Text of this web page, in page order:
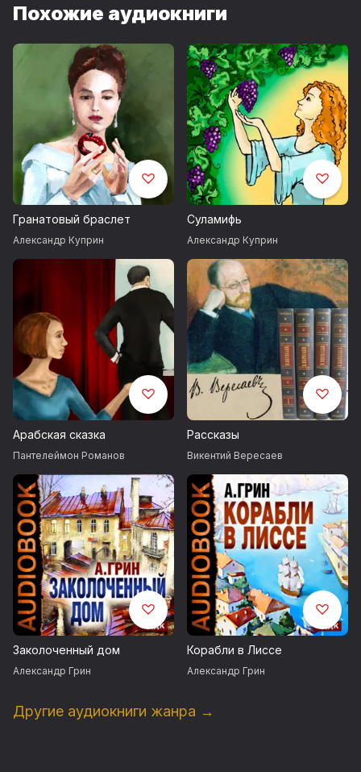
Похожие аудиокниги
Гранатовый браслет
Александр Куприн
Суламифь
Александр Куприн
Арабская сказка
Пантелеймон Романов
Рассказы
Викентий Вересаев
Заколоченный дом
Александр Грин
Корабли в Лиссе
Александр Грин
Другие аудиокниги жанра →